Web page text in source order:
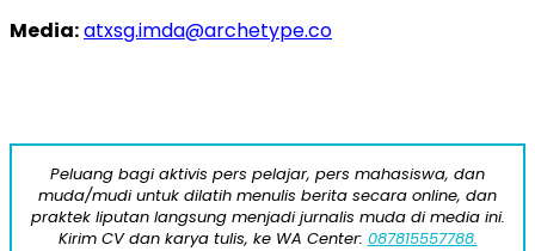
Media:atxsg.imda@archetype.co
Peluang bagi aktivis pers pelajar, pers mahasiswa, dan
muda/mudi untuk dilatih menulis berita secara online, dan
praktek liputan langsung menjadi jurnalis muda di media ini.
Kirim CV dan karya tulis, ke WA Center: 087815557788.